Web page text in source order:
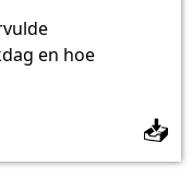
en hoe
📥